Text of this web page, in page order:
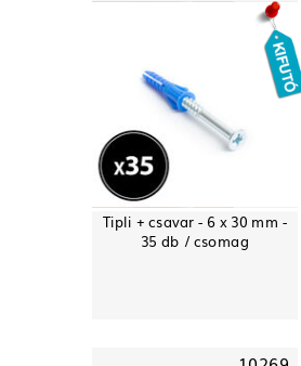
Tipli + csavar - 6 x 30 mm -
35 db / csomag